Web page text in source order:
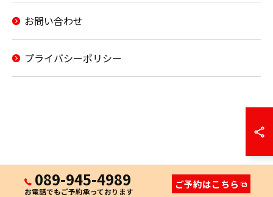
お問い合わせ
プライバシーポリシー
089-945-4989
お電話でもご予約承っております
ご予約はこちら